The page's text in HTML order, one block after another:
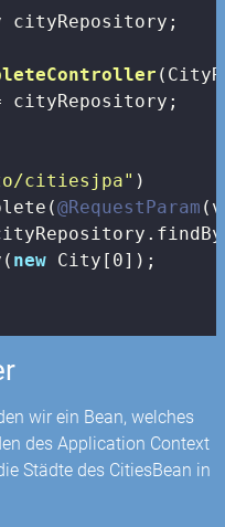
cityRepository;
cityRepository;
citiesjpa" )
@RequestParam
new City[ 0]);
wir ein Bean, welches
des Application Context
Städte des CitiesBean in